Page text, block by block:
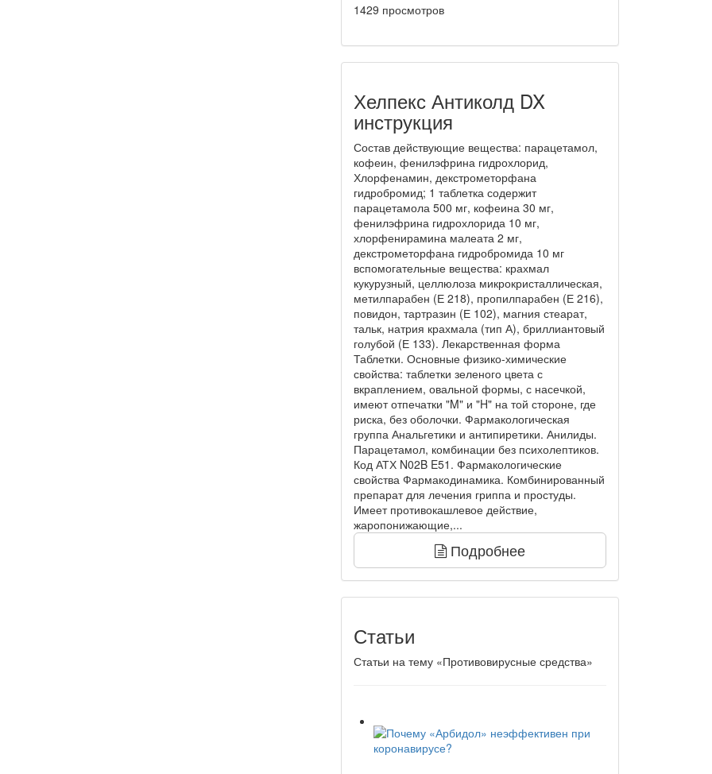
1429 просмотров
Хелпекс Антиколд DX
инструкция
Состав действующие вещества: парацетамол,
кофеин, фенилэфрина гидрохлорид,
Хлорфенамин, декстрометорфана
гидробромид; 1 таблетка содержит
парацетамола 500 мг, кофеина 30 мг,
фенилэфрина гидрохлорида 10 мг,
хлорфенирамина малеата 2 мг,
декстрометорфана гидробромида 10 мг
вспомогательные вещества: крахмал
кукурузный, целлюлоза микрокристаллическая,
метилпарабен (Е 218), пропилпарабен (Е 216),
повидон, тартразин (Е 102), магния стеарат,
тальк, натрия крахмала (тип А), бриллиантовый
голубой (Е 133). Лекарственная форма
Таблетки. Основные физико-химические
свойства: таблетки зеленого цвета с
вкраплением, овальной формы, с насечкой,
имеют отпечатки "M" и "H" на той стороне, где
риска, без оболочки. Фармакологическая
группа Анальгетики и антипиретики. Анилиды.
Парацетамол, комбинации без психолептиков.
Код АТХ N02B E51. Фармакологические
свойства Фармакодинамика. Комбинированный
препарат для лечения гриппа и простуды.
Имеет противокашлевое действие,
жаропонижающие,...
Подробнее
Статьи
Статьи на тему «Противовирусные средства»